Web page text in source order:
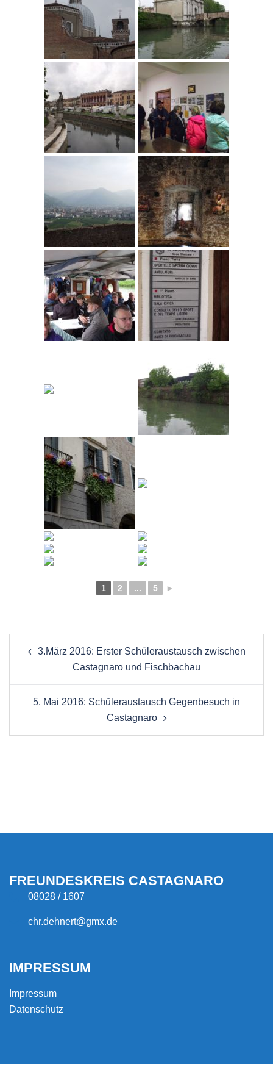
1 2 ... 5 ►
3.März 2016: Erster Schüleraustausch zwischen
Castagnaro und Fischbachau
5. Mai 2016: Schüleraustausch Gegenbesuch in
Castagnaro
FREUNDESKREIS CASTAGNARO
08028 / 1607
chr.dehnert@gmx.de
IMPRESSUM
Impressum
Datenschutz